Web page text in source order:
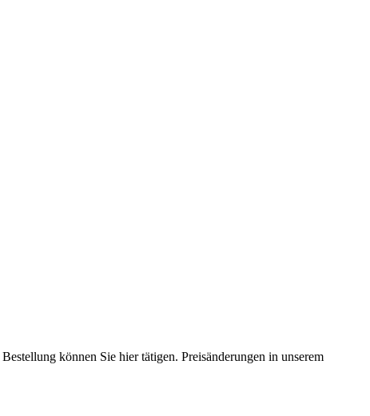
können Sie hier tätigen. Preisänderungen in unserem